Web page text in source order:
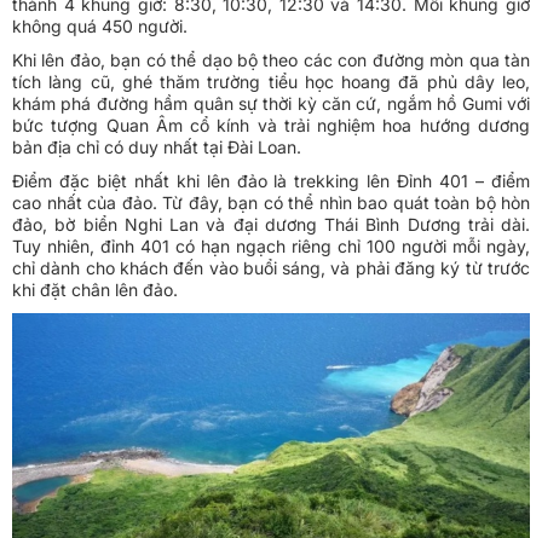
không quá 450 người.
Khi lên đảo, bạn có thể dạo bộ theo các con đường mòn qua tàn
tích làng cũ, ghé thăm trường tiểu học hoang đã phủ dây leo,
khám phá đường hầm quân sự thời kỳ căn cứ, ngắm hồ Gumi với
bức tượng Quan Âm cổ kính và trải nghiệm hoa hướng dương
bản địa chỉ có duy nhất tại Đài Loan.
Điểm đặc biệt nhất khi lên đảo là trekking lên Đỉnh 401 – điểm
cao nhất của đảo. Từ đây, bạn có thể nhìn bao quát toàn bộ hòn
đảo, bờ biển Nghi Lan và đại dương Thái Bình Dương trải dài.
Tuy nhiên, đỉnh 401 có hạn ngạch riêng chỉ 100 người mỗi ngày,
chỉ dành cho khách đến vào buổi sáng, và phải đăng ký từ trước
khi đặt chân lên đảo.